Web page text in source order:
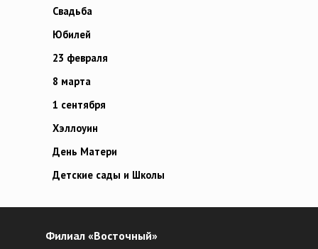
Свадьба
Юбилей
23 февраля
8 марта
1 сентября
Хэллоуин
День Матери
Детские сады и Школы
Филиал «Восточный»